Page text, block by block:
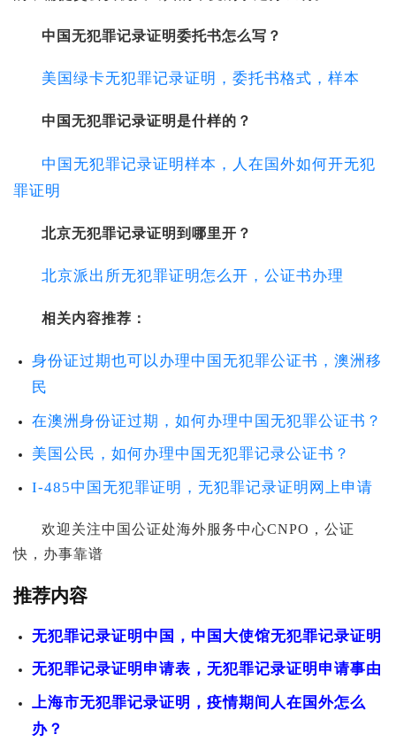
中国无犯罪记录证明委托书怎么写？
美国绿卡无犯罪记录证明，委托书格式，样本
中国无犯罪记录证明是什样的？
中国无犯罪记录证明样本，人在国外如何开无犯
罪证明
北京无犯罪记录证明到哪里开？
北京派出所无犯罪证明怎么开，公证书办理
相关内容推荐：
身份证过期也可以办理中国无犯罪公证书，澳洲移
民
在澳洲身份证过期，如何办理中国无犯罪公证书？
美国公民，如何办理中国无犯罪记录公证书？
I-485中国无犯罪证明，无犯罪记录证明网上申请
欢迎关注中国公证处海外服务中心CNPO，公证
快，办事靠谱
推荐内容
无犯罪记录证明中国，中国大使馆无犯罪记录证明
无犯罪记录证明申请表，无犯罪记录证明申请事由
上海市无犯罪记录证明，疫情期间人在国外怎么
办？